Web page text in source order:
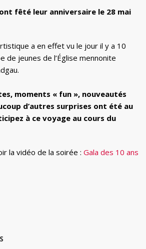
fêté leur anniversaire le 28 mai
a en effet vu le jour il y a 10
de jeunes de l’Église mennonite
moments « fun », nouveautés
d’autres surprises ont été au
à ce voyage au cours du
la vidéo de la soirée : Gala des 10 ans